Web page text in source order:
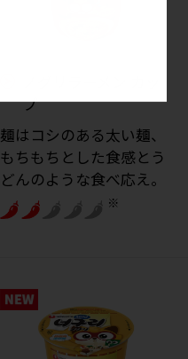
プ
麺はコシのある太い麺、
もちもちとした食感とう
どんのような食べ応え。
※